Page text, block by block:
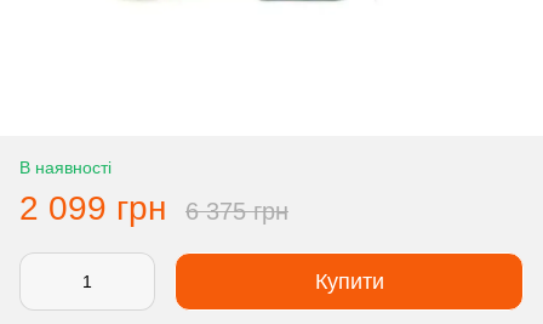
В наявності
2 099 грн 6 375 грн
Купити